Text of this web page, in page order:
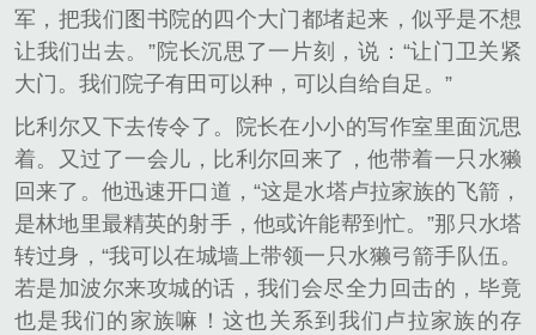
军，把我们图书院的四个大门都堵起来，似乎是不想
让我们出去。”院长沉思了一片刻，说：“让门卫关紧
大门。我们院子有田可以种，可以自给自足。”
比利尔又下去传令了。院长在小小的写作室里面沉思
着。又过了一会儿，比利尔回来了，他带着一只水獭
回来了。他迅速开口道，“这是水塔卢拉家族的飞箭，
是林地里最精英的射手，他或许能帮到忙。”那只水塔
转过身，“我可以在城墙上带领一只水獭弓箭手队伍。
若是加波尔来攻城的话，我们会尽全力回击的，毕竟
也是我们的家族嘛！这也关系到我们卢拉家族的存